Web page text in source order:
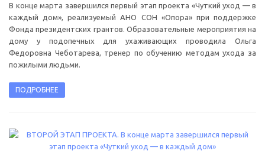
В конце марта завершился первый этап проекта «Чуткий уход — в
каждый дом», реализуемый АНО СОН «Опора» при поддержке
Фонда президентских грантов. Образовательные мероприятия на
дому у подопечных для ухаживающих проводила Ольга
Федоровна Чеботарева, тренер по обучению методам ухода за
пожилыми людьми.
ПОДРОБНЕЕ